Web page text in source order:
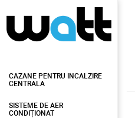
CAZANE PENTRU INCALZIRE
CENTRALA
SISTEME DE AER
CONDIȚIONAT